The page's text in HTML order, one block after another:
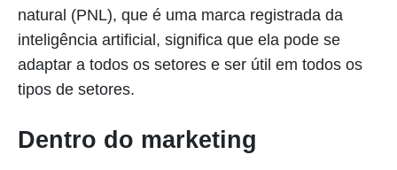
natural (PNL), que é uma marca registrada da
inteligência artificial, significa que ela pode se
adaptar a todos os setores e ser útil em todos os
tipos de setores.
Dentro do marketing